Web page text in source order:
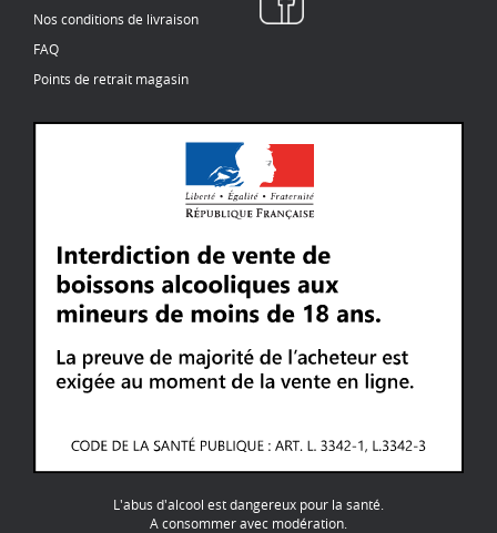
Nos conditions de livraison
FAQ
Points de retrait magasin
L'abus d'alcool est dangereux pour la santé.
A consommer avec modération.